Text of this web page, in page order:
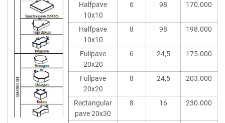
Halfpave
10x10
6 98 170.000
Halfpave
10x10
8 98 198.000
Fullpave
20x20
6 24,5 175.000
Fullpave
20x20
8 24,5 203.000
Rectangular
pave 20x30
8 16 230.000